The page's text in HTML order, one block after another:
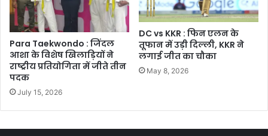
Para Taekwondo : जिंदल
आशा के विशेष खिलाड़ियों ने
राष्ट्रीय प्रतियोगिता में जीते तीन
पदक
July 15, 2026
DC vs KKR : फिन एलन के
तूफान में उड़ी दिल्ली, KKR ने
लगाई जीत का चौका
May 8, 2026